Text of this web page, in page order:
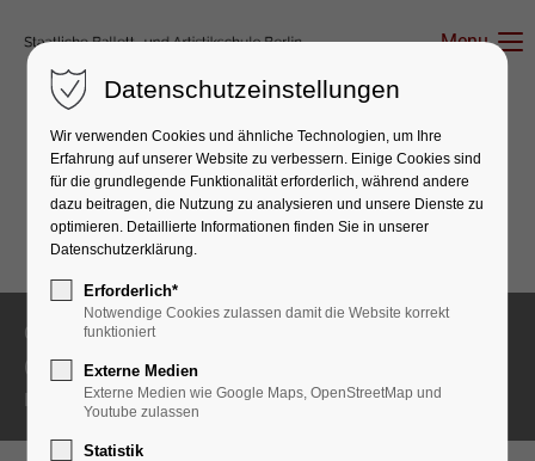
Menu
Copyright 2026 Staatliche Ballett- und Artistikschule Berlin
(03B08)
Impressum
Datenschutz
Datenschutzeinstellungen
Wir verwenden Cookies und ähnliche Technologien, um Ihre
Erfahrung auf unserer Website zu verbessern. Einige Cookies sind
für die grundlegende Funktionalität erforderlich, während andere
dazu beitragen, die Nutzung zu analysieren und unsere Dienste zu
optimieren. Detaillierte Informationen finden Sie in unserer
Datenschutzerklärung.
Erforderlich*
Notwendige Cookies zulassen damit die Website korrekt
funktioniert
Externe Medien
Externe Medien wie Google Maps, OpenStreetMap und
Youtube zulassen
Statistik